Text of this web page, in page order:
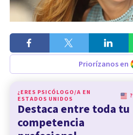
Priorízanos en
¿ERES PSICÓLOGO/A EN
ESTADOS UNIDOS
?
Destaca entre toda tu
competencia